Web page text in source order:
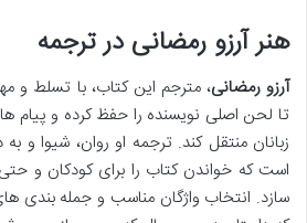
هنر آرزو رمضانی در ترجمه
آرزو رمضانی، مترجم این کتاب، با تسلط و
تا لحن اصلی نویسنده را حفظ کرده و پیام
زبانان منتقل کند. ترجمه او روان، شیوا و
است که خواندن کتاب را برای کودکان و
سازد. انتخاب واژگان مناسب و جمله